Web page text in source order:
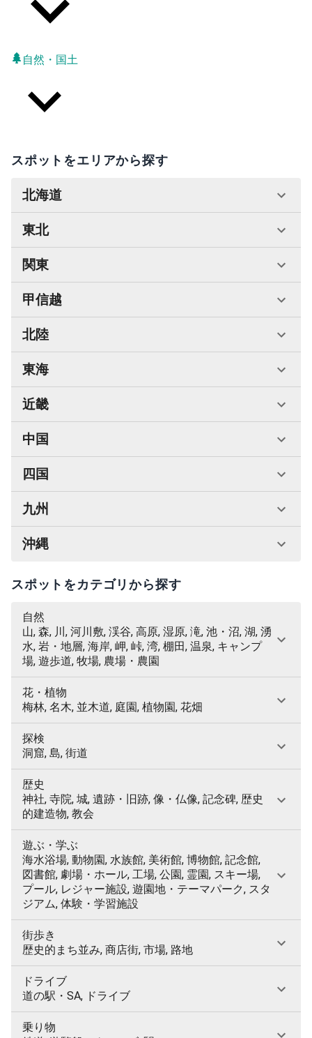
自然・国土
スポットをエリアから探す
北海道
東北
関東
甲信越
北陸
東海
近畿
中国
四国
九州
沖縄
スポットをカテゴリから探す
自然
山, 森, 川, 河川敷, 渓谷, 高原, 湿原, 滝, 池・沼, 湖, 湧
水, 岩・地層, 海岸, 岬, 峠, 湾, 棚田, 温泉, キャンプ
場, 遊歩道, 牧場, 農場・農園
花・植物
梅林, 名木, 並木道, 庭園, 植物園, 花畑
探検
洞窟, 島, 街道
歴史
神社, 寺院, 城, 遺跡・旧跡, 像・仏像, 記念碑, 歴史
的建造物, 教会
遊ぶ・学ぶ
海水浴場, 動物園, 水族館, 美術館, 博物館, 記念館,
図書館, 劇場・ホール, 工場, 公園, 霊園, スキー場,
プール, レジャー施設, 遊園地・テーマパーク, スタ
ジアム, 体験・学習施設
街歩き
歴史的まち並み, 商店街, 市場, 路地
ドライブ
道の駅・SA, ドライブ
乗り物